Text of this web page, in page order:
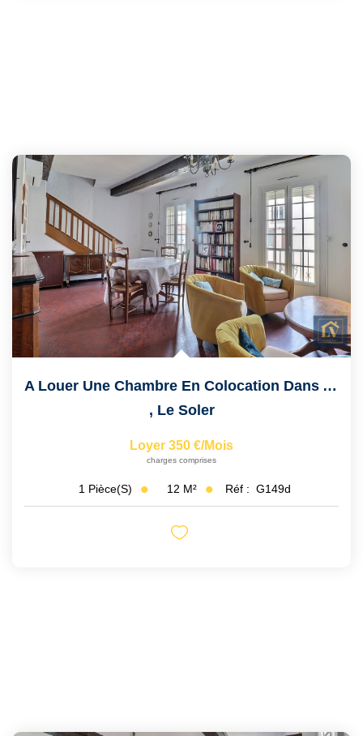
A Louer Une Chambre En Colocation Dans Appartement Duplex...
, Le Soler
Loyer 350 €/mois
charges comprises
1 Pièce(s) 12 M² Réf : G149d